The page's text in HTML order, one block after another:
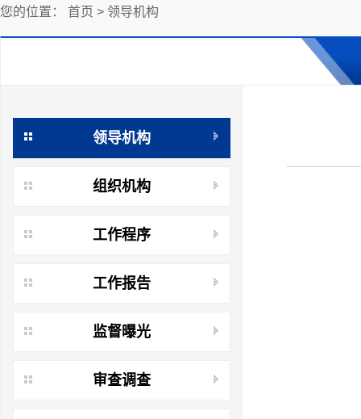
您的位置： 首页 > 领导机构
领导机构
组织机构
工作程序
工作报告
监督曝光
审查调查